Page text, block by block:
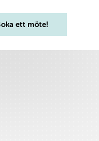
ett möte!